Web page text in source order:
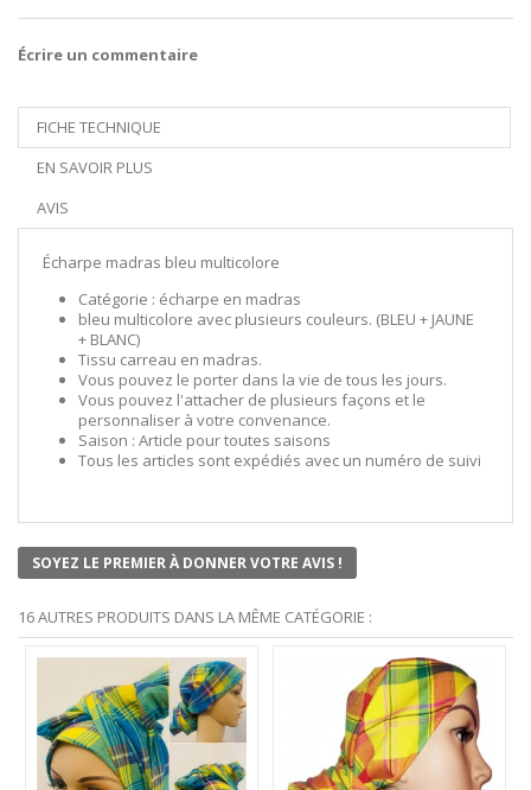
Écrire un commentaire
FICHE TECHNIQUE
EN SAVOIR PLUS
AVIS
Écharpe madras bleu multicolore
Catégorie : écharpe en madras
bleu multicolore avec plusieurs couleurs. (BLEU + JAUNE
+ BLANC)
Tissu carreau en madras.
Vous pouvez le porter dans la vie de tous les jours.
Vous pouvez l'attacher de plusieurs façons et le
personnaliser à votre convenance.
Saison : Article pour toutes saisons
Tous les articles sont expédiés avec un numéro de suivi
SOYEZ LE PREMIER À DONNER VOTRE AVIS !
16 AUTRES PRODUITS DANS LA MÊME CATÉGORIE :